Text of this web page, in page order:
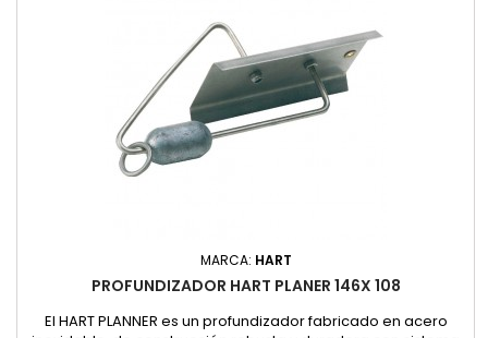
MARCA: HART
PROFUNDIZADOR HART PLANER 146X 108
El HART PLANNER es un profundizador fabricado en acero